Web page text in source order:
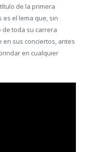
de la primera
es el lema que, sin
de toda su carrera
en sus conciertos, antes
en cualquier